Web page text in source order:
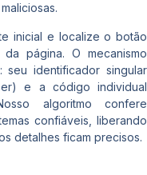
inicial e localize o botão
página. O mecanismo
seu identificador singular
e a código individual
algoritmo confere
confiáveis, liberando
detalhes ficam precisos.